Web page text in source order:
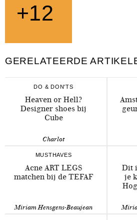
+12
GERELATEERDE
DO & DON'TS
Heaven or Hell?
Designer shoes bij
Cube
Charlot
MUSTHAVES
Acne ART LEGS
matchen bij de TEFAF
Miriam Hensgens-Beaujean
Dit
je